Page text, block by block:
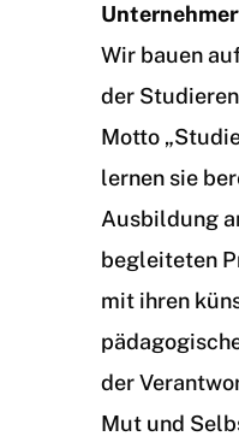
Wir bauen
der
Motto
lernen sie
Ausbildung
begleiteten
mit ihren
der
Mut und